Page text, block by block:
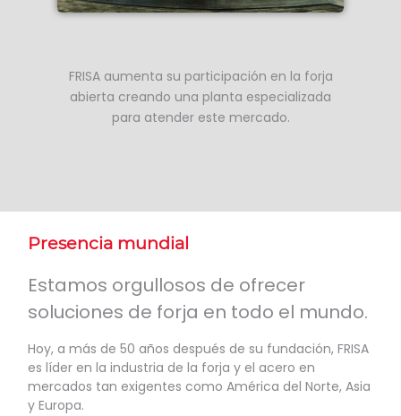
FRISA aumenta su participación en la forja
abierta creando una planta especializada
para atender este mercado.
Presencia mundial
Estamos orgullosos de ofrecer
soluciones de forja en todo el mundo.
Hoy, a más de 50 años después de su fundación, FRISA
es líder en la industria de la forja y el acero en
mercados tan exigentes como América del Norte, Asia
y Europa.